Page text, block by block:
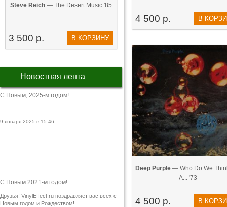
Steve Reich — The Desert Music '85
3 500 р. В КОРЗИНУ
Новостная лента
С Новым, 2025-м годом!
9 января 2025 в 15:46
С Новым 2021-м годом!
Друзья! VinylEffect.ru поздравляет вас всех с
Новым годом и Рождеством!
4 500 р. В
Deep Purple — Who Do We
A... '73
4 500 р. В